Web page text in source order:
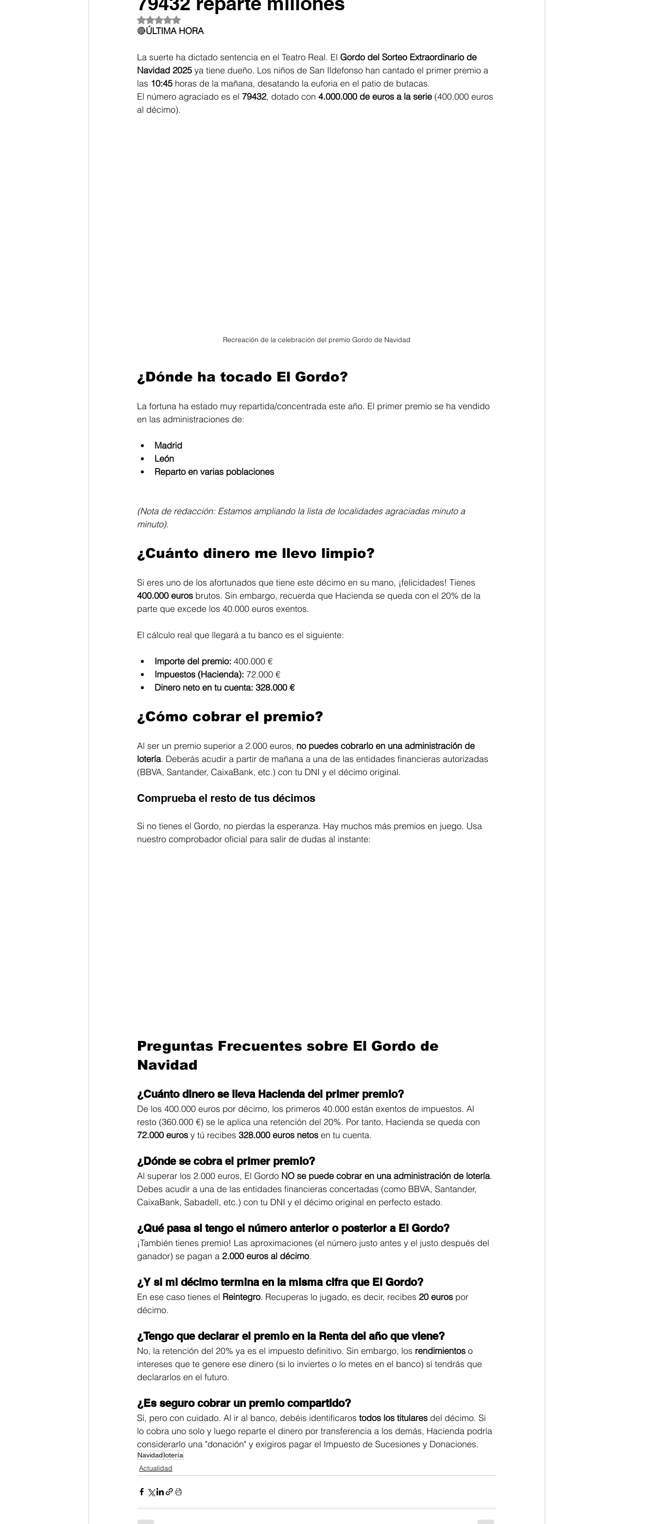
Obtuvo NaN de 5 estrellas.
🔴ÚLTIMA HORA
La suerte ha dictado sentencia en el Teatro Real. El Gordo del Sorteo Extraordinario de
Navidad 2025 ya tiene dueño. Los niños de San Ildefonso han cantado el primer premio a
las 10:45 horas de la mañana, desatando la euforia en el patio de butacas.
El número agraciado es el 79432, dotado con 4.000.000 de euros a la serie (400.000 euros
al décimo).
Recreación de la celebración del premio Gordo de Navidad
¿Dónde ha tocado El Gordo?
La fortuna ha estado muy repartida/concentrada este año. El primer premio se ha vendido
en las administraciones de:
Madrid
León
Reparto en varias poblaciones
(Nota de redacción: Estamos ampliando la lista de localidades agraciadas minuto a
minuto).
¿Cuánto dinero me llevo limpio?
Si eres uno de los afortunados que tiene este décimo en su mano, ¡felicidades! Tienes
400.000 euros brutos. Sin embargo, recuerda que Hacienda se queda con el 20% de la
parte que excede los 40.000 euros exentos.
El cálculo real que llegará a tu banco es el siguiente:
Importe del premio: 400.000 €
Impuestos (Hacienda): 72.000 €
Dinero neto en tu cuenta: 328.000 €
¿Cómo cobrar el premio?
Al ser un premio superior a 2.000 euros, no puedes cobrarlo en una administración de
lotería. Deberás acudir a partir de mañana a una de las entidades financieras autorizadas
(BBVA, Santander, CaixaBank, etc.) con tu DNI y el décimo original.
Comprueba el resto de tus décimos
Si no tienes el Gordo, no pierdas la esperanza. Hay muchos más premios en juego. Usa
nuestro comprobador oficial para salir de dudas al instante:
Preguntas Frecuentes sobre El Gordo de
Navidad
¿Cuánto dinero se lleva Hacienda del primer premio?
De los 400.000 euros por décimo, los primeros 40.000 están exentos de impuestos. Al
resto (360.000 €) se le aplica una retención del 20%. Por tanto, Hacienda se queda con
72.000 euros y tú recibes 328.000 euros netos en tu cuenta.
¿Dónde se cobra el primer premio?
Al superar los 2.000 euros, El Gordo NO se puede cobrar en una administración de lotería.
Debes acudir a una de las entidades financieras concertadas (como BBVA, Santander,
CaixaBank, Sabadell, etc.) con tu DNI y el décimo original en perfecto estado.
¿Qué pasa si tengo el número anterior o posterior a El Gordo?
¡También tienes premio! Las aproximaciones (el número justo antes y el justo después del
ganador) se pagan a 2.000 euros al décimo.
¿Y si mi décimo termina en la misma cifra que El Gordo?
En ese caso tienes el Reintegro. Recuperas lo jugado, es decir, recibes 20 euros por
décimo.
¿Tengo que declarar el premio en la Renta del año que viene?
No, la retención del 20% ya es el impuesto definitivo. Sin embargo, los rendimientos o
intereses que te genere ese dinero (si lo inviertes o lo metes en el banco) sí tendrás que
declararlos en el futuro.
¿Es seguro cobrar un premio compartido?
Sí, pero con cuidado. Al ir al banco, debéis identificaros todos los titulares del décimo. Si
lo cobra uno solo y luego reparte el dinero por transferencia a los demás, Hacienda podría
considerarlo una "donación" y exigiros pagar el Impuesto de Sucesiones y Donaciones.
Navidad lotería
Actualidad